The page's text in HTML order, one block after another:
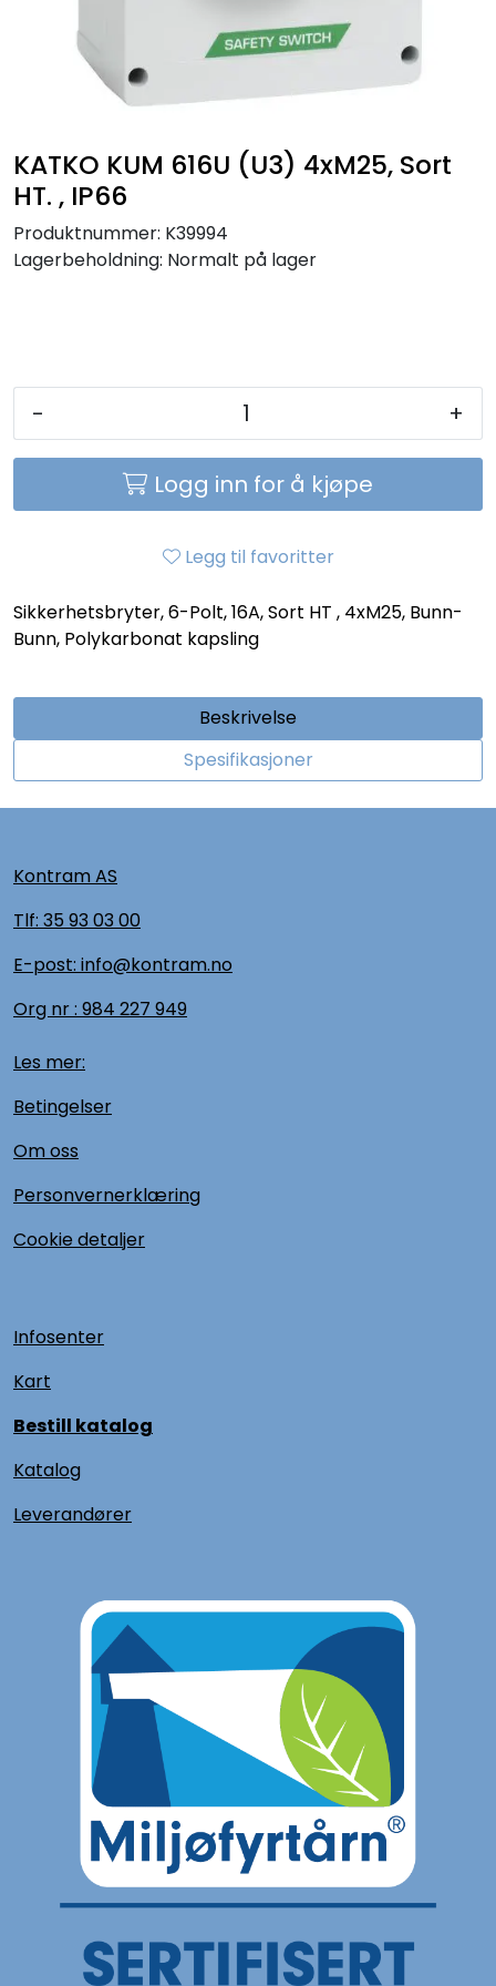
KATKO KUM 616U (U3) 4xM25, Sort
HT. , IP66
Produktnummer: K39994
Lagerbeholdning: Normalt på lager
- +
Logg inn for å kjøpe
Legg til favoritter
Sikkerhetsbryter, 6-Polt, 16A, Sort HT , 4xM25, Bunn-
Bunn, Polykarbonat kapsling
Beskrivelse
Spesifikasjoner
Kontram AS
Tlf: 35 93 03 00
E-post: info@kontram.no
Org nr : 984 227 949
Les mer:
Betingelser
Om oss
Personvernerklæring
Cookie detaljer
Infosenter
Kart
Bestill katalog
Katalog
Leverandører
Leverandører